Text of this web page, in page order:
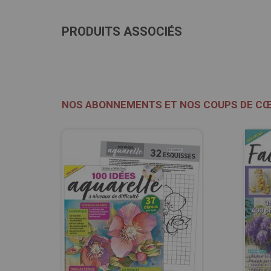
PRODUITS ASSOCIÉS
NOS ABONNEMENTS ET NOS COUPS DE